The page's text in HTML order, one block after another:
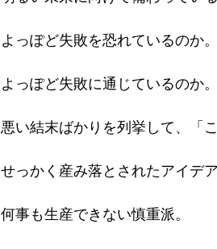
よっぽど失敗を恐れているのか。
よっぽど失敗に通じているのか。
悪い結末ばかりを列挙して、「
せっかく産み落とされたアイデ
何事も生産できない慎重派。